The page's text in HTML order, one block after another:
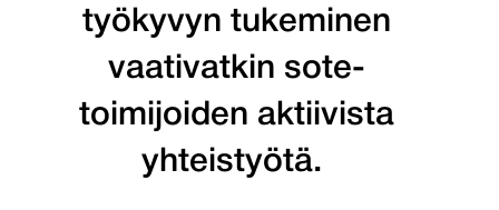
työkyvyn tukeminen
vaativatkin sote-
toimijoiden aktiivista
yhteistyötä.